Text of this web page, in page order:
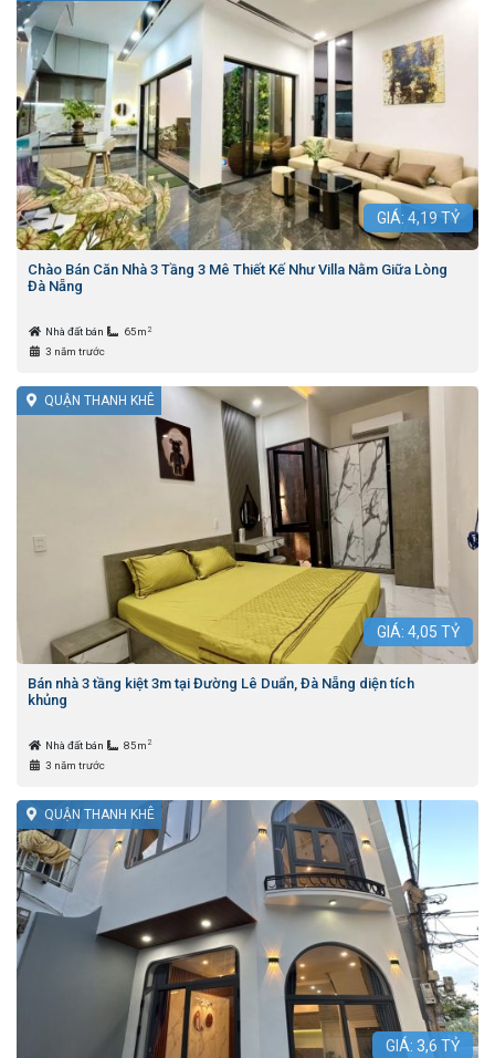
GIÁ: 4,19 TỶ
Chào Bán Căn Nhà 3 Tầng 3 Mê Thiết Kế Như Villa Nằm Giữa Lòng
Đà Nẵng
Nhà đất bán 65m 2
3 năm trước
QUẬN THANH KHÊ
GIÁ: 4,05 TỶ
Bán nhà 3 tầng kiệt 3m tại Đường Lê Duẩn, Đà Nẵng diện tích
khủng
Nhà đất bán 85m 2
3 năm trước
QUẬN THANH KHÊ
GIÁ: 3,6 TỶ